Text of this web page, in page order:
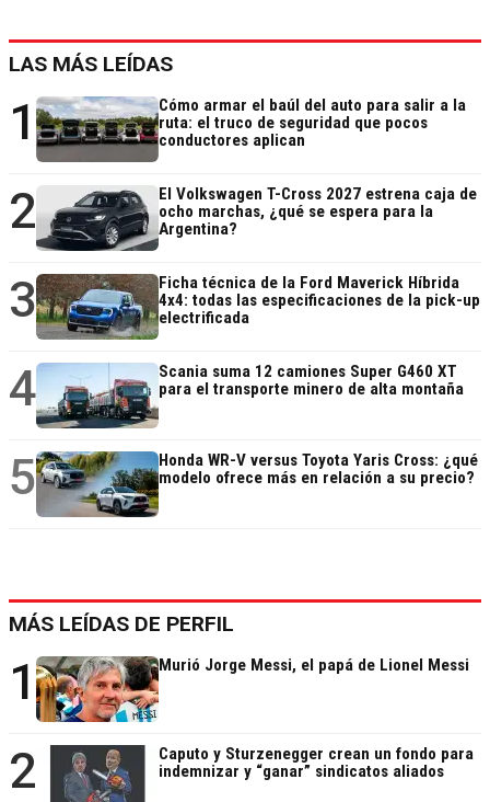
LAS MÁS LEÍDAS
1
Cómo armar el baúl del auto para salir a la
ruta: el truco de seguridad que pocos
conductores aplican
2
El Volkswagen T-Cross 2027 estrena caja de
ocho marchas, ¿qué se espera para la
Argentina?
3
Ficha técnica de la Ford Maverick Híbrida
4x4: todas las especificaciones de la pick-up
electrificada
4
Scania suma 12 camiones Super G460 XT
para el transporte minero de alta montaña
5
Honda WR-V versus Toyota Yaris Cross: ¿qué
modelo ofrece más en relación a su precio?
MÁS LEÍDAS DE PERFIL
1 Murió Jorge Messi, el papá de Lionel Messi
2
Caputo y Sturzenegger crean un fondo para
indemnizar y “ganar” sindicatos aliados